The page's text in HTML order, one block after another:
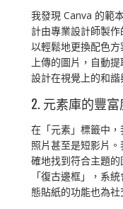
我發現 Canva 的範
計由專業設計師製
以輕鬆地更換配色
上傳的圖片，自動
設計在視覺上的和諧
2. 元素庫的豐富
在「元素」標籤中
照片甚至是短影片
確地找到符合主題
「復古邊框」，系
態貼紙的功能也為